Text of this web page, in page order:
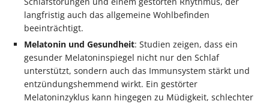
langfristig auch das allgemeine Wohlbefinden
beeinträchtigt.
Melatonin und Gesundheit: Studien zeigen, dass ein
gesunder Melatoninspiegel nicht nur den Schlaf
unterstützt, sondern auch das Immunsystem stärkt und
entzündungshemmend wirkt. Ein gestörter
Melatoninzyklus kann hingegen zu Müdigkeit, schlechter